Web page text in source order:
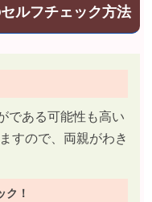
ルフチェック方法
である可能性も高い
すので、両親がわき
ク！